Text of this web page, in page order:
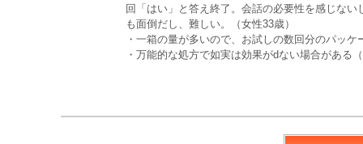
回「はい」と答え終了。会話の必要性を感じな
も面倒だし、難しい。（女性33歳）
・一箱の量が多いので、お試しの数回分のパッ
・万能的な処方で如実は効果がdない場合がある